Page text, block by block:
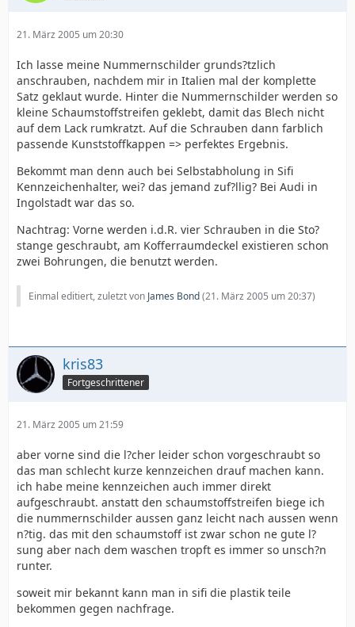
21. März 2005 um 20:30
Ich lasse meine Nummernschilder grunds?tzlich
anschrauben, nachdem mir in Italien mal der komplette
Satz geklaut wurde. Hinter die Nummernschilder werden so
kleine Schaumstoffstreifen geklebt, damit das Blech nicht
auf dem Lack rumkratzt. Auf die Schrauben dann farblich
passende Kunststoffkappen => perfektes Ergebnis.
Bekommt man denn auch bei Selbstabholung in Sifi
Kennzeichenhalter, wei? das jemand zuf?llig? Bei Audi in
Ingolstadt war das so.
Nachtrag: Vorne werden i.d.R. vier Schrauben in die Sto?
stange geschraubt, am Kofferraumdeckel existieren schon
zwei Bohrungen, die benutzt werden.
Einmal editiert, zuletzt von James Bond(21. März 2005 um 20:37)
kris83
Fortgeschrittener
21. März 2005 um 21:59
aber vorne sind die l?cher leider schon vorgeschraubt so
das man schlecht kurze kennzeichen drauf machen kann.
ich habe meine kennzeichen auch immer direkt
aufgeschraubt. anstatt den schaumstoffstreifen biege ich
die nummernschilder aussen ganz leicht nach aussen wenn
n?tig. das mit den schaumstoff ist zwar schon ne gute l?
sung aber nach dem waschen tropft es immer so unsch?n
runter.
soweit mir bekannt kann man in sifi die plastik teile
bekommen gegen nachfrage.